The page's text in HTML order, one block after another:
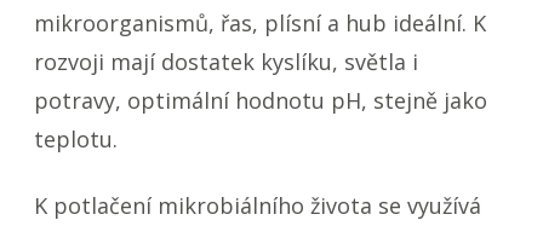
mikroorganismů, řas, plísní a hub ideální. K
rozvoji mají dostatek kyslíku, světla i
potravy, optimální hodnotu pH, stejně jako
teplotu.
K potlačení mikrobiálního života se využívá